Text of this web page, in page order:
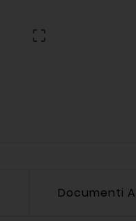

Documenti